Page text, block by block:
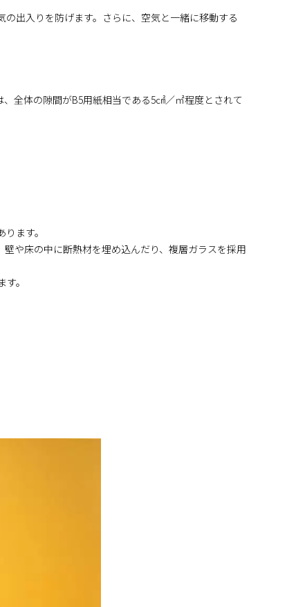
出入りを防げます。さらに、空気と一緒に移動する
全体の隙間がB5用紙相当である5㎠／㎡程度とされて
ます。
や床の中に断熱材を埋め込んだり、複層ガラスを採用
。